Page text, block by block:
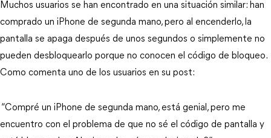
Muchos usuarios se han encontrado en una situación similar: han
comprado un iPhone de segunda mano, pero al encenderlo, la
pantalla se apaga después de unos segundos o simplemente no
pueden desbloquearlo porque no conocen el código de bloqueo.
Como comenta uno de los usuarios en su post:
“Compré un iPhone de segunda mano, está genial, pero me
encuentro con el problema de que no sé el código de pantalla y